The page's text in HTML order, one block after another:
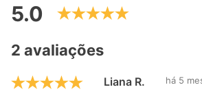
5.0
2 avaliações
Liana R. há 5